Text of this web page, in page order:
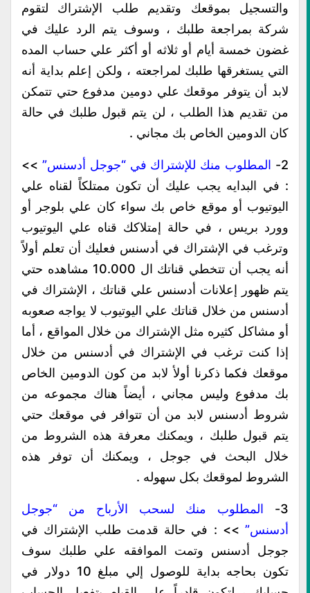
والتسجيل بموقعك وتقديم طلب الإشتراك لتقوم
شركة بمراجعة طلبك ، وسوف يتم الرد عليك في
غضون خمسة أيام أو ثلاثه أو أكثر علي حساب المده
التي يستغرقها طلبك لمراجعته ، ولكن إعلم بداية أنه
لابد أن يتوفر موقعك علي دومين مدفوع حتي تتمكن
من تقديم هذا الطلب ، لن يتم قبول طلبك في حالة
كان الدومين الخاص بك مجاني .
2- المطلوب منك للإشتراك في “جوجل أدسنس” >>
: في البدايه يجب عليك أن تكون ممتلكاً لقناه علي
اليوتيوب أو موقع خاص بك سواء كان علي بلوجر أو
وورد بريس ، في حالة إمتلاكك قناه علي اليوتيوب
وترغب في الإشتراك في أدسنس فعليك أن تعلم أولاً
أنه يجب أن تتخطي قناتك ال 10.000 مشاهده حتي
يتم ظهور إعلانات أدسنس علي قناتك ، الإشتراك في
أدسنس من خلال قناتك علي اليوتيوب لا يواجه صعوبه
أو مشاكل كثيره مثل الإشتراك من خلال المواقع ، أما
إذا كنت ترغب في الإشتراك في أدسنس من خلال
موقعك فكما ذكرنا أولأ لابد من كون الدومين الخاص
بك مدفوع وليس مجاني ، أيضاً هناك مجموعه من
شروط أدسنس لابد من أن تتوافر في موقعك حتي
يتم قبول طلبك ، ويمكنك معرفة هذه الشروط من
خلال البحث في جوجل ، ويمكنك أن توفر هذه
الشروط لموقعك بكل سهوله .
3-
المطلوب منك لسحب الأرباح من “جوجل
أدسنس” >> : في حالة قدمت طلب الإشتراك في
جوجل أدسنس وتمت الموافقه علي طلبك سوف
تكون بحاجه بداية للوصول إلي مبلغ 10 دولار في